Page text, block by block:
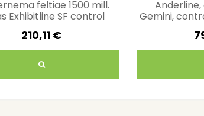
feltiae 1500 mill.
Exhibitline SF control
210,11 €
Anderline,
Gemini,